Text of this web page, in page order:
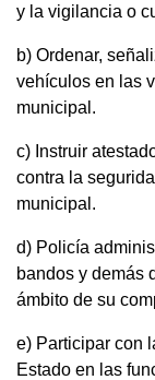
y la vigilancia o
b) Ordenar,
vehículos en las
municipal.
c) Instruir
contra la
municipal.
d) Policía
bandos y demás
ámbito de su
e) Participar con
Estado en las